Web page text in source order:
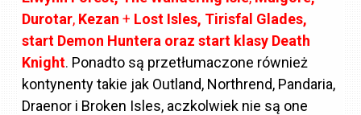
Durotar, Kezan + Lost Isles, Tirisfal Glades,
start Demon Huntera oraz start klasy Death
Knight. Ponadto są przetłumaczone również
kontynenty takie jak Outland, Northrend, Pandaria,
Draenor i Broken Isles, aczkolwiek nie są one